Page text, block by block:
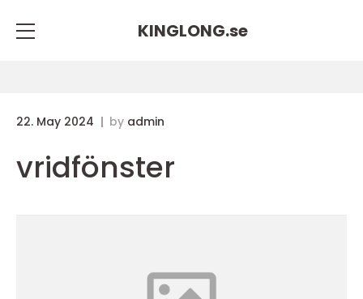
KINGLONG.se
22. May 2024 by admin
vridfönster